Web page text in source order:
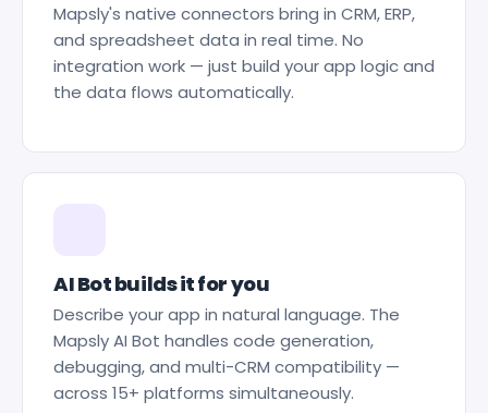
Mapsly's native connectors bring in CRM, ERP,
and spreadsheet data in real time. No
integration work — just build your app logic and
the data flows automatically.
AI Bot builds it for you
Describe your app in natural language. The
Mapsly AI Bot handles code generation,
debugging, and multi-CRM compatibility —
across 15+ platforms simultaneously.